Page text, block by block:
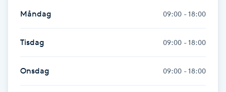
Hudvård
Hyaluronsyra
Hyperhidros
Måndag 09:00 - 18:00
Tisdag 09:00 - 18:00
Onsdag 09:00 - 18:00